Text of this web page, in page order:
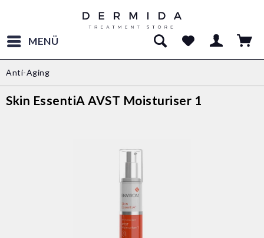
MENÜ
Anti-Aging
Skin EssentiA AVST Moisturiser 1